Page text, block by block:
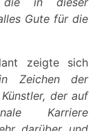
Gute für die
zeigte sich
Zeichen der
der auf
Karriere